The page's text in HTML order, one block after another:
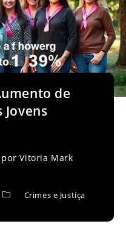
de
Jovens
porVitoria Mark
Crimes e Justiça